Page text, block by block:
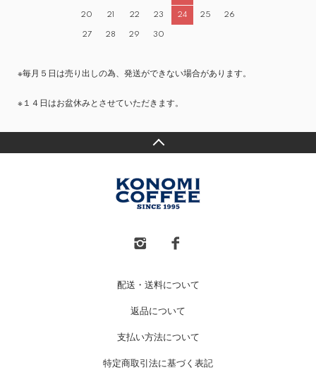
20 21 22 23 24 25 26
27 28 29 30
※毎月５日は売り出しの為、発送ができない場合があります。
※１４日はお盆休みとさせていただきます。
配送・送料について
返品について
支払い方法について
特定商取引法に基づく表記